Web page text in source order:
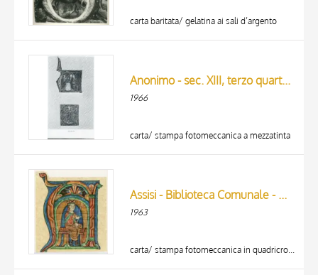
carta baritata/ gelatina ai sali d’argento
Anonimo - sec. XIII, terzo quarto - Iniziali da un corale inglese
1966
carta/ stampa fotomeccanica a mezzatinta
Assisi - Biblioteca Comunale - ms. 17 - Fol. 248 v.
1963
carta/ stampa fotomeccanica in quadricromia